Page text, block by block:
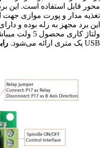
تغذیه مدار و پورت موازی جهت
این برد مجهز به رله بوده و
ولتاژ کاری
USB یک متری ارائه می‌شود.